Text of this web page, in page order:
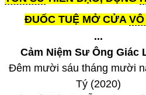
ĐUỐC TUỆ MỞ CỬA
...
Cảm Niệm Sư Ông Giác
Đêm mười sáu tháng mười
Tý (2020)